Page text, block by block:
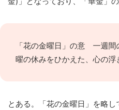
「花の金曜日」の意 一週間
曜の休みをひかえた、心の浮
とある。「花の金曜日」を略し